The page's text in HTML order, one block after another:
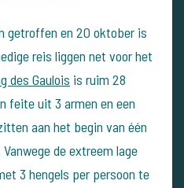
getroffen en 20 oktober is
reis liggen net voor het
des Gaulois is ruim 28
feite uit 3 armen en een
aan het begin van één
de extreem lage
3 hengels per persoon te